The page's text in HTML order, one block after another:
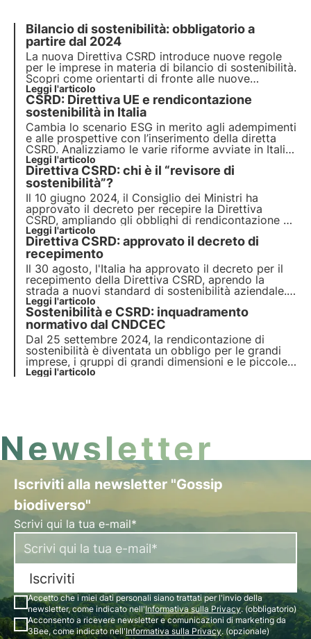
Bilancio di sostenibilità: obbligatorio a
partire dal 2024
La nuova Direttiva CSRD introduce nuove regole
per le imprese in materia di bilancio di sostenibilità.
Scopri come orientarti di fronte alle nuove
normative e se la tua impresa rientra tra quelle a
cui si rivolge la nuova Direttiva. Scegli 3Bee per il
tuo bilancio di sostenibilità.
Leggi l'articolo
CSRD: Direttiva UE e rendicontazione
sostenibilità in Italia
Cambia lo scenario ESG in merito agli adempimenti
e alle prospettive con l’inserimento della diretta
CSRD. Analizziamo le varie riforme avviate in Italia
con l’obiettivo di raggiungere una posizione di
vantaggio rispetto agli altri paesi UE sulla
transizione sostenibile.
Leggi l'articolo
Direttiva CSRD: chi è il “revisore di
sostenibilità”?
Il 10 giugno 2024, il Consiglio dei Ministri ha
approvato il decreto per recepire la Direttiva
CSRD, ampliando gli obblighi di rendicontazione e
introducendo il "revisore di sostenibilità" per
attestare la conformità della rendicontazione di
sostenibilità. Scopri di più in questo articolo.
Leggi l'articolo
Direttiva CSRD: approvato il decreto di
recepimento
Il 30 agosto, l'Italia ha approvato il decreto per il
recepimento della Direttiva CSRD, aprendo la
strada a nuovi standard di sostenibilità aziendale.
Approfondisci in questo articolo le implicazioni
della Direttiva CSRD sul reporting aziendale e le
prossime tappe per la sua implementazione.
Leggi l'articolo
Sostenibilità e CSRD: inquadramento
normativo dal CNDCEC
Dal 25 settembre 2024, la rendicontazione di
sostenibilità è diventata un obbligo per le grandi
imprese, i gruppi di grandi dimensioni e le piccole
e medie imprese quotate, oltre a determinate
Leggi l'articolo
Newsletter
Iscriviti alla newsletter "Gossip
biodiverso"
Scrivi qui la tua e-mail*
Iscriviti
Accetto che i miei dati personali siano trattati per l'invio della
newsletter, come indicato nell'Informativa sulla Privacy. (obbligatorio)
Acconsento a ricevere newsletter e comunicazioni di marketing da
3Bee, come indicato nell'Informativa sulla Privacy. (opzionale)